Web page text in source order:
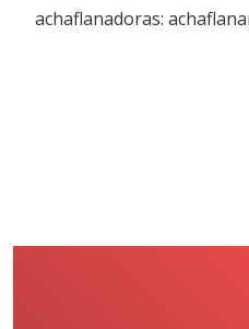
achaflanadoras: